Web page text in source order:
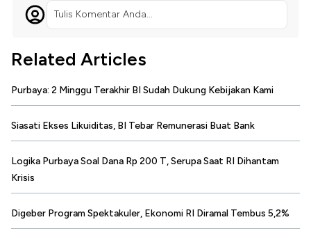
Tulis Komentar Anda...
Related Articles
Purbaya: 2 Minggu Terakhir BI Sudah Dukung Kebijakan Kami
Siasati Ekses Likuiditas, BI Tebar Remunerasi Buat Bank
Logika Purbaya Soal Dana Rp 200 T, Serupa Saat RI Dihantam
Krisis
Digeber Program Spektakuler, Ekonomi RI Diramal Tembus 5,2%